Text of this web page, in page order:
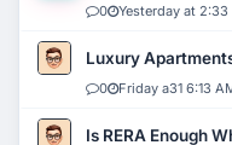
0 Yesterday at 2:33
Luxury
0 Friday a31 6:13
Is RERA Enough